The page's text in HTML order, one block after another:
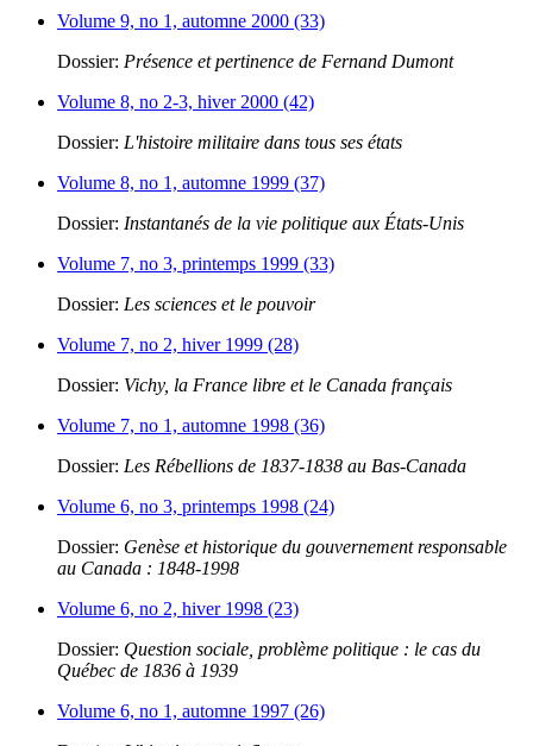
Volume 9, no 1, automne 2000 (33)
Dossier: Présence et pertinence de Fernand Dumont
Volume 8, no 2-3, hiver 2000 (42)
Dossier: L'histoire militaire dans tous ses états
Volume 8, no 1, automne 1999 (37)
Dossier: Instantanés de la vie politique aux États-Unis
Volume 7, no 3, printemps 1999 (33)
Dossier: Les sciences et le pouvoir
Volume 7, no 2, hiver 1999 (28)
Dossier: Vichy, la France libre et le Canada français
Volume 7, no 1, automne 1998 (36)
Dossier: Les Rébellions de 1837-1838 au Bas-Canada
Volume 6, no 3, printemps 1998 (24)
Dossier: Genèse et historique du gouvernement responsable
au Canada : 1848-1998
Volume 6, no 2, hiver 1998 (23)
Dossier: Question sociale, problème politique : le cas du
Québec de 1836 à 1939
Volume 6, no 1, automne 1997 (26)